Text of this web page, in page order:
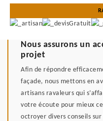
Nous assurons un
projet
Afin de répondre
façade, nous mettons en
artisans ravaleurs qui
votre écoute pour mieux
octroyer divers conseils